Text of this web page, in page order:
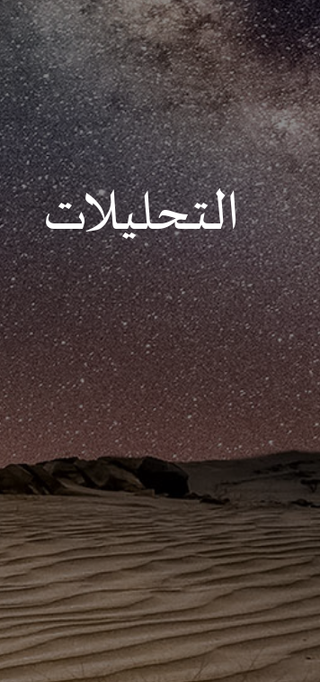
التحليلات